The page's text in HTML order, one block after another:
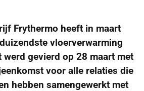
Frythermo heeft in maart
vloerverwarming
werd gevierd op 28 maart met
voor alle relaties die
hebben samengewerkt met